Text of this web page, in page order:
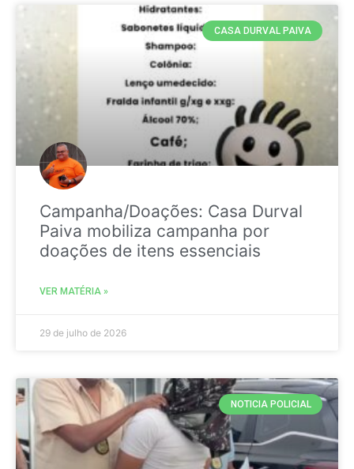
CASA DURVAL PAIVA
Campanha/Doações: Casa Durval
Paiva mobiliza campanha por
doações de itens essenciais
VER MATÉRIA »
29 de julho de 2026
NOTICIA POLICIAL